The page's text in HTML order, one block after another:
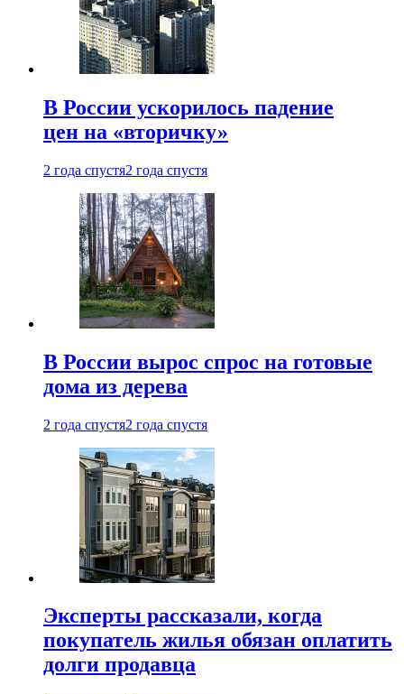
В России ускорилось падение
цен на «вторичку»
2 года спустя2 года спустя
В России вырос спрос на готовые
дома из дерева
2 года спустя2 года спустя
Эксперты рассказали, когда
покупатель жилья обязан оплатить
долги продавца